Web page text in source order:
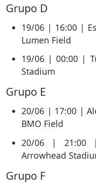
Grupo D
19/06 | 16:00 |
Lumen Field
19/06 | 00:00 |
Stadium
Grupo E
20/06 | 17:00 |
BMO Field
20/06 | 21:00
Arrowhead
Grupo F